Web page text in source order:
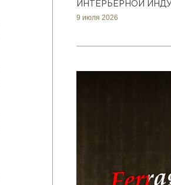
ИНТЕРЬЕРНОЙ
9 июля 2026